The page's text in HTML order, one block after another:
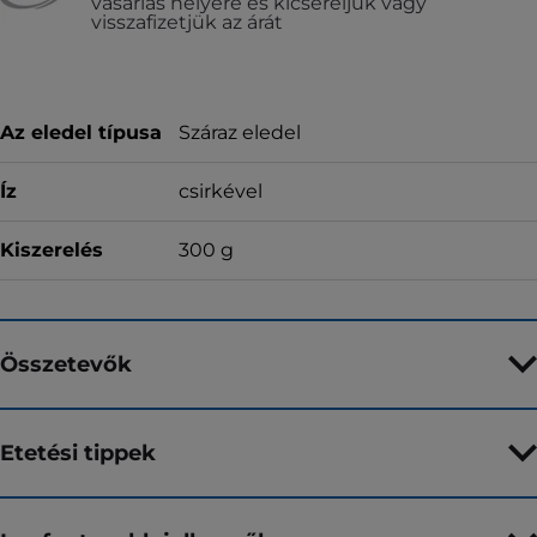
visszafizetjük az árát
Az eledel típusa Száraz eledel
Íz csirkével
Kiszerelés 300 g
Összetevők
Etetési tippek